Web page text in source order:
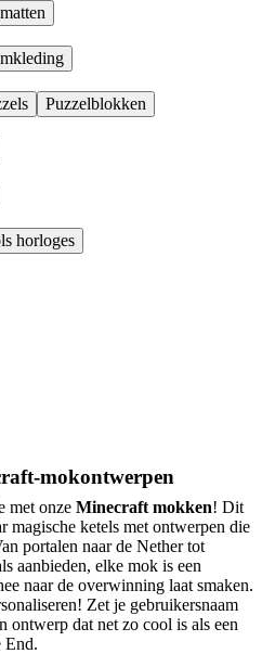
Puzzelblokken
horloges
mokontwerpen
met onze Minecraft mokken! Dit
magische ketels met ontwerpen die
portalen naar de Nether tot
aanbieden, elke mok is een
naar de overwinning laat smaken.
Zet je gebruikersnaam
ontwerp dat net zo cool is als een
End.